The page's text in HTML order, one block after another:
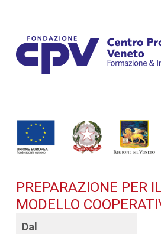
PREPARAZIONE
RIUTILIZZO:
COOPERATIVA
formazione
PREPARAZIONE PER
MODELLO
Dal